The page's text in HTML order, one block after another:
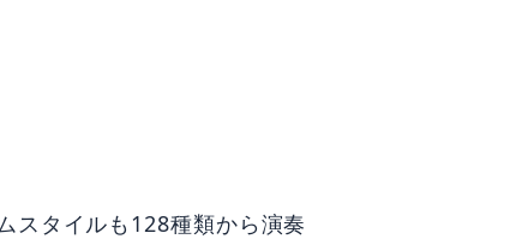
スタイルも128種類から演奏